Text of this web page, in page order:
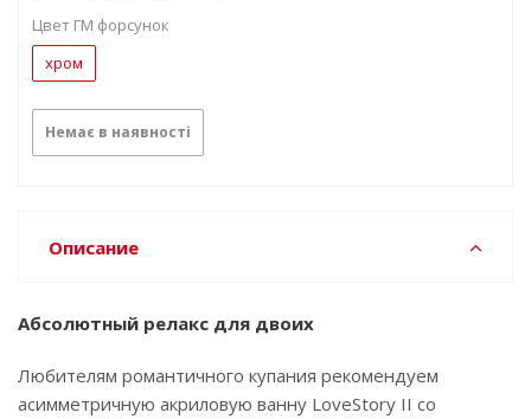
Цвет ГМ форсунок
хром
Немає в наявності
Описание
Абсолютный релакс для двоих
Любителям романтичного купания рекомендуем
асимметричную акриловую ванну LoveStory II со